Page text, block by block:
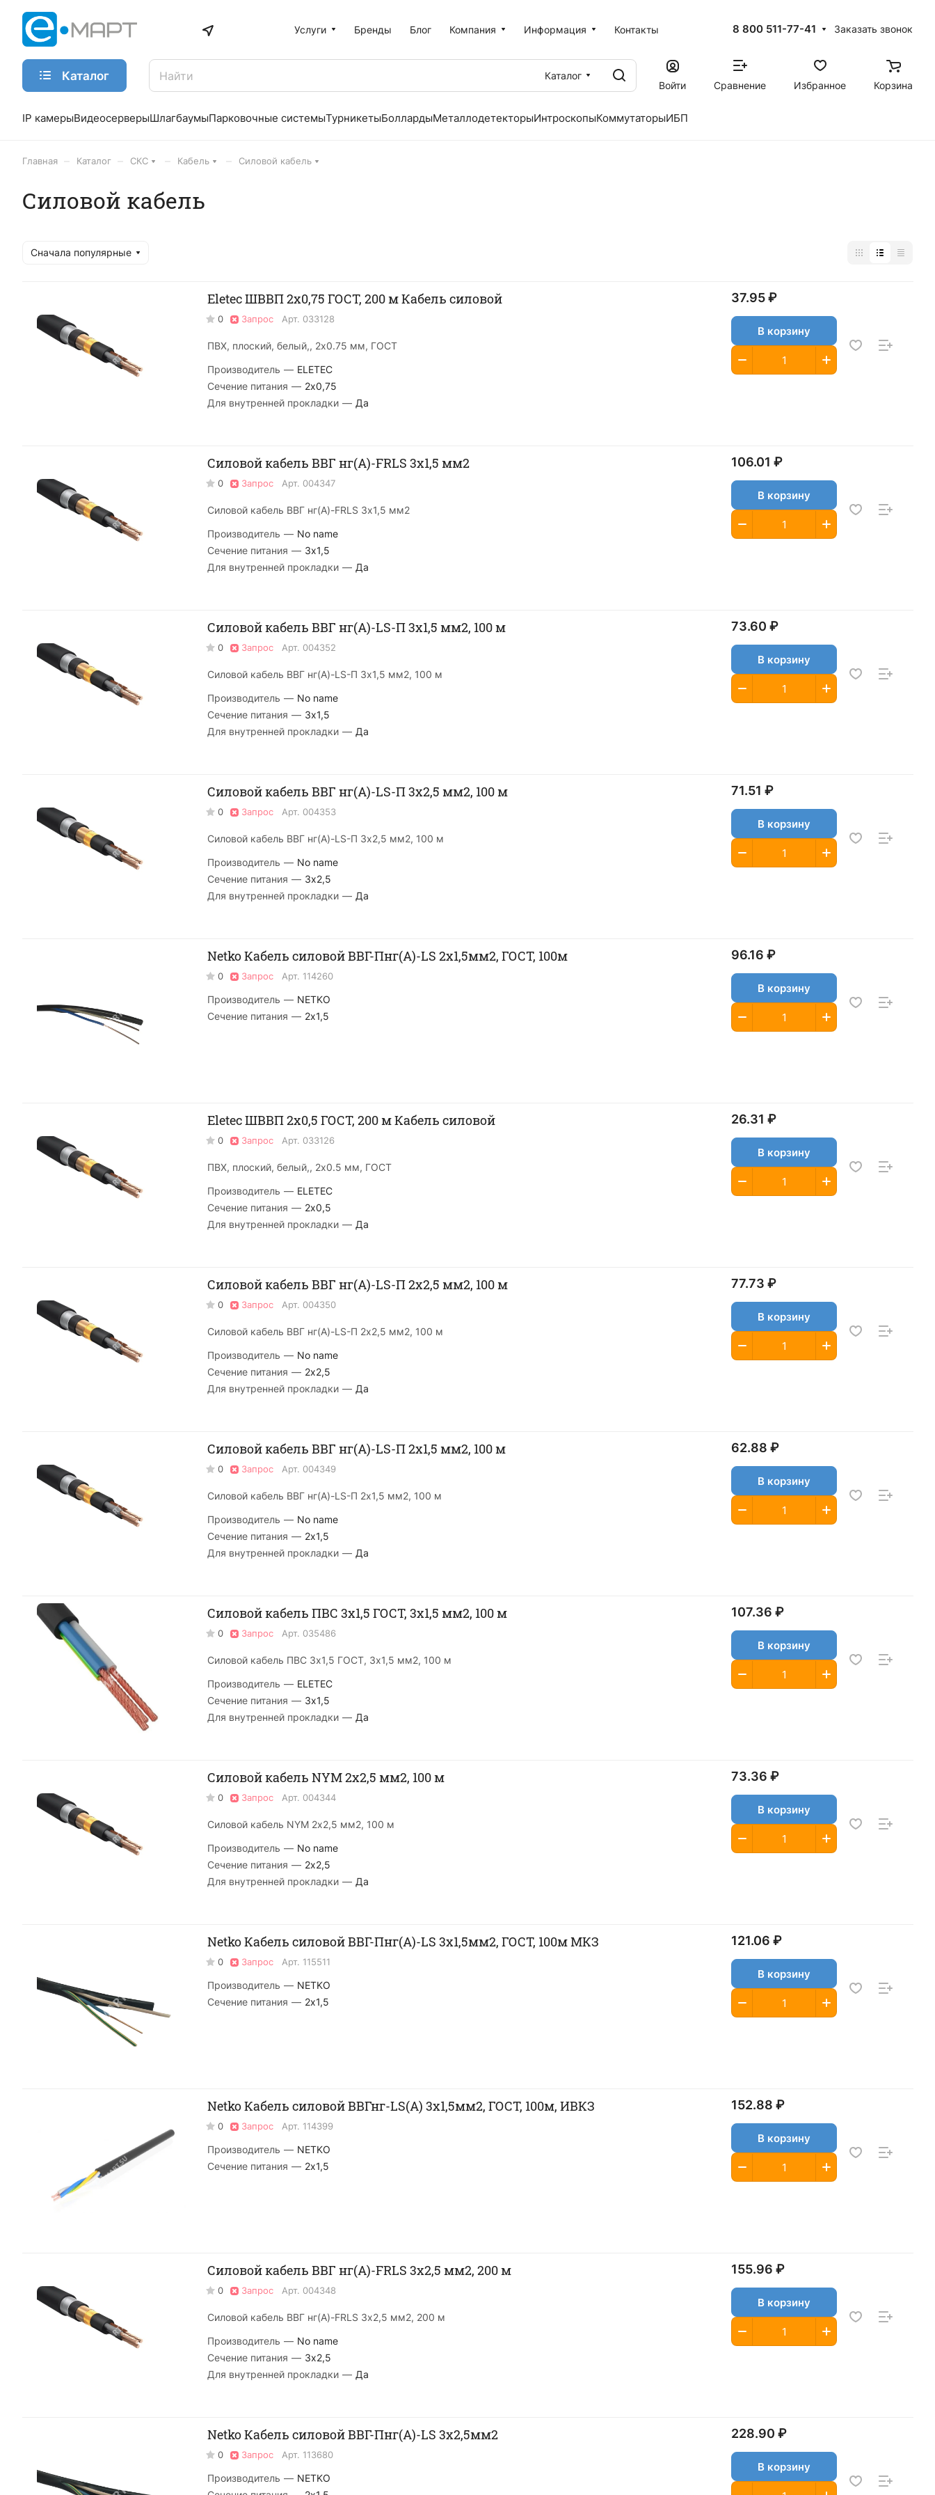
Услуги Бренды Блог Компания Информация Контакты 8 800 511-77-41 Заказать звонок
Каталог
Каталог
Войти
Сравнение Избранное Корзина
IP камерыВидеосерверыШлагбаумыПарковочные системыТурникетыБоллардыМеталлодетекторыИнтроскопыКоммутаторыИБП
Главная Каталог СКС Кабель Силовой кабель
Силовой кабель
Сначала популярные
Eletec ШВВП 2х0,75 ГОСТ, 200 м Кабель силовой
0 Запрос Арт. 033128
ПВХ, плоский, белый,, 2х0.75 мм, ГОСТ
Производитель — ELETEC
Сечение питания — 2x0,75
Для внутренней прокладки — Да
37.95 ₽
В корзину
Силовой кабель ВВГ нг(А)-FRLS 3х1,5 мм2
0 Запрос Арт. 004347
Силовой кабель ВВГ нг(А)-FRLS 3х1,5 мм2
Производитель — No name
Сечение питания — 3x1,5
Для внутренней прокладки — Да
106.01 ₽
В корзину
Силовой кабель ВВГ нг(А)-LS-П 3х1,5 мм2, 100 м
0 Запрос Арт. 004352
Силовой кабель ВВГ нг(А)-LS-П 3х1,5 мм2, 100 м
Производитель — No name
Сечение питания — 3x1,5
Для внутренней прокладки — Да
73.60 ₽
В корзину
Силовой кабель ВВГ нг(А)-LS-П 3х2,5 мм2, 100 м
0 Запрос Арт. 004353
Силовой кабель ВВГ нг(А)-LS-П 3х2,5 мм2, 100 м
Производитель — No name
Сечение питания — 3x2,5
Для внутренней прокладки — Да
71.51 ₽
В корзину
Netko Кабель силовой ВВГ-Пнг(А)-LS 2х1,5мм2, ГОСТ, 100м
0 Запрос Арт. 114260
Производитель — NETKO
Сечение питания — 2x1,5
96.16 ₽
В корзину
Eletec ШВВП 2х0,5 ГОСТ, 200 м Кабель силовой
0 Запрос Арт. 033126
ПВХ, плоский, белый,, 2х0.5 мм, ГОСТ
Производитель — ELETEC
Сечение питания — 2x0,5
Для внутренней прокладки — Да
26.31 ₽
В корзину
Силовой кабель ВВГ нг(А)-LS-П 2х2,5 мм2, 100 м
0 Запрос Арт. 004350
Силовой кабель ВВГ нг(А)-LS-П 2х2,5 мм2, 100 м
Производитель — No name
Сечение питания — 2x2,5
Для внутренней прокладки — Да
77.73 ₽
В корзину
Силовой кабель ВВГ нг(А)-LS-П 2х1,5 мм2, 100 м
0 Запрос Арт. 004349
Силовой кабель ВВГ нг(А)-LS-П 2х1,5 мм2, 100 м
Производитель — No name
Сечение питания — 2x1,5
Для внутренней прокладки — Да
62.88 ₽
В корзину
Силовой кабель ПВС 3х1,5 ГОСТ, 3х1,5 мм2, 100 м
0 Запрос Арт. 035486
Силовой кабель ПВС 3х1,5 ГОСТ, 3х1,5 мм2, 100 м
Производитель — ELETEC
Сечение питания — 3x1,5
Для внутренней прокладки — Да
107.36 ₽
В корзину
Силовой кабель NYM 2х2,5 мм2, 100 м
0 Запрос Арт. 004344
Силовой кабель NYM 2х2,5 мм2, 100 м
Производитель — No name
Сечение питания — 2x2,5
Для внутренней прокладки — Да
73.36 ₽
В корзину
Netko Кабель силовой ВВГ-Пнг(A)-LS 3х1,5мм2, ГОСТ, 100м МКЗ
0 Запрос Арт. 115511
Производитель — NETKO
Сечение питания — 2x1,5
121.06 ₽
В корзину
Netko Кабель силовой ВВГнг-LS(A) 3х1,5мм2, ГОСТ, 100м, ИВКЗ
0 Запрос Арт. 114399
Производитель — NETKO
Сечение питания — 2x1,5
152.88 ₽
В корзину
Силовой кабель ВВГ нг(А)-FRLS 3х2,5 мм2, 200 м
0 Запрос Арт. 004348
Силовой кабель ВВГ нг(А)-FRLS 3х2,5 мм2, 200 м
Производитель — No name
Сечение питания — 3x2,5
Для внутренней прокладки — Да
155.96 ₽
В корзину
Netko Кабель силовой ВВГ-Пнг(A)-LS 3х2,5мм2
0 Запрос Арт. 113680
Производитель — NETKO
228.90 ₽
В корзину